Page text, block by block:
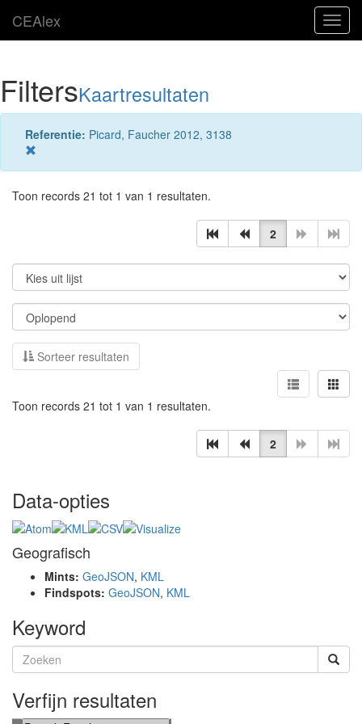
CEAlex
FiltersKaartresultaten
Referentie: Picard, Faucher 2012, 3138
Toon records 21 tot 1 van 1 resultaten.
2
Sorteer resultaten
Toon records 21 tot 1 van 1 resultaten.
2
Data-opties
Geografisch
Mints: GeoJSON, KML
Findspots: GeoJSON, KML
Keyword
Verfijn resultaten